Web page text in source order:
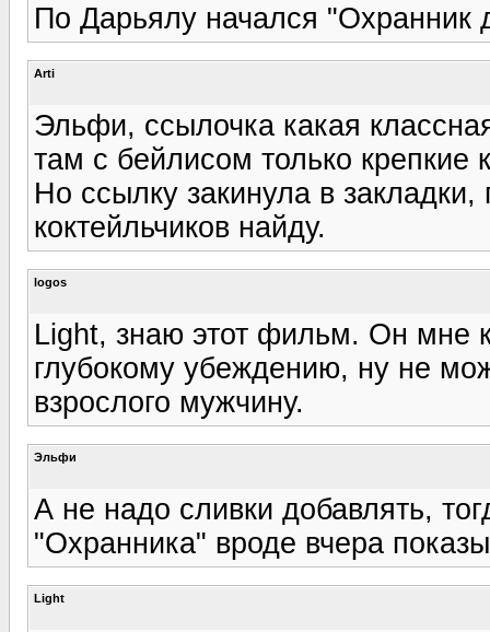
По Дарьялу начался
Arti
Эльфи, ссылочка какая
там с бейлисом только крепкие
Но ссылку закинула в
коктейльчиков найду.
logos
Light, знаю этот фильм. Он мне
глубокому убеждению, ну не
взрослого мужчину.
Эльфи
А не надо сливки добавлять,
"Охранника" вроде вчера
Light